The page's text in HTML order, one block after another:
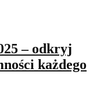
– odkryj
każdego